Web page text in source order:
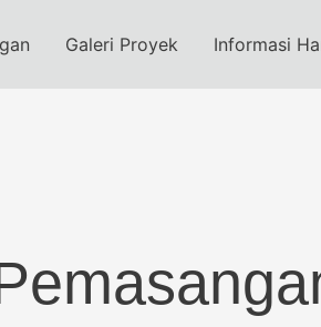
Galeri Proyek Informasi